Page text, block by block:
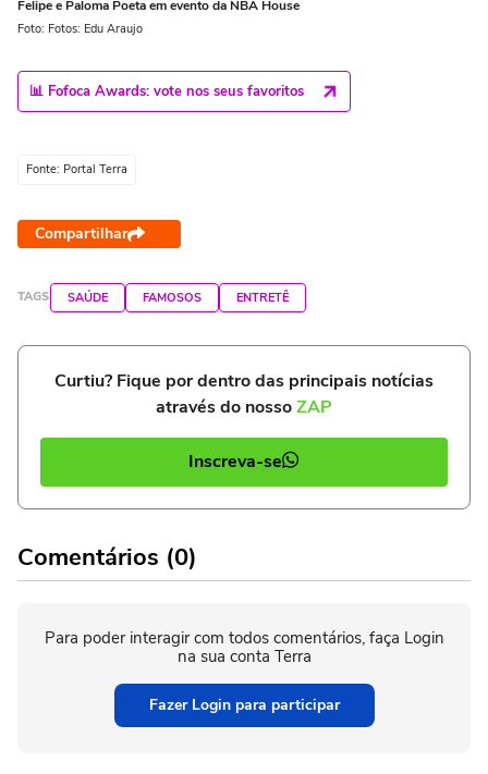
Felipe e Paloma Poeta em evento da NBA House
Foto: Fotos: Edu Araujo
📊 Fofoca Awards: vote nos seus favoritos
Fonte: Portal Terra
Compartilhar
TAGS SAÚDE FAMOSOS ENTRETÊ
Curtiu? Fique por dentro das principais notícias
através do nossoZAP
Inscreva-se
Comentários (0)
Para poder interagir com todos comentários, faça Login
na sua conta Terra
Fazer Login para participar